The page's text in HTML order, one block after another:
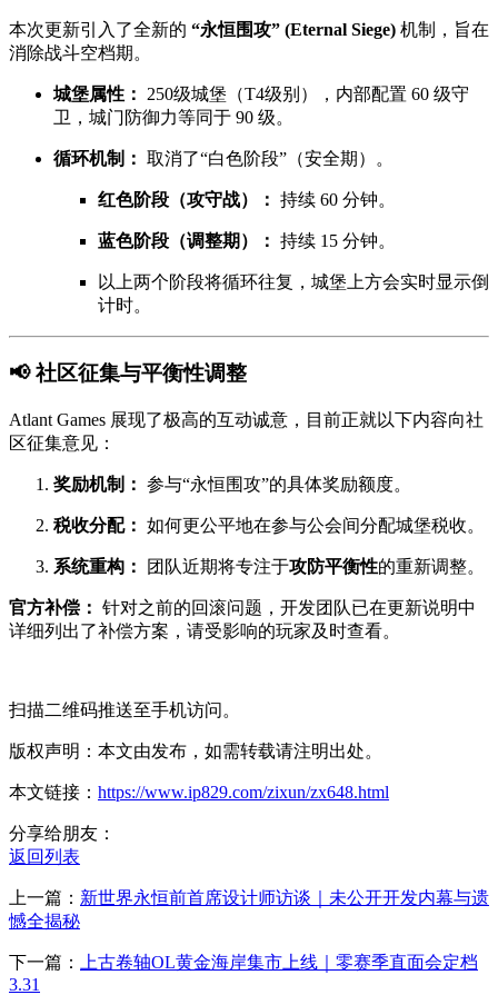
本次更新引入了全新的 “永恒围攻” (Eternal Siege) 机制，旨在
消除战斗空档期。
城堡属性：
250级城堡（T4级别），内部配置 60 级守
卫，城门防御力等同于 90 级。
循环机制： 取消了“白色阶段”（安全期）。
红色阶段（攻守战）： 持续 60 分钟。
蓝色阶段（调整期）： 持续 15 分钟。
以上两个阶段将循环往复，城堡上方会实时显示倒
计时。
📢 社区征集与平衡性调整
Atlant Games 展现了极高的互动诚意，目前正就以下内容向社
区征集意见：
奖励机制： 参与“永恒围攻”的具体奖励额度。
税收分配： 如何更公平地在参与公会间分配城堡税收。
系统重构： 团队近期将专注于攻防平衡性的重新调整。
官方补偿： 针对之前的回滚问题，开发团队已在更新说明中
详细列出了补偿方案，请受影响的玩家及时查看。
扫描二维码推送至手机访问。
版权声明：本文由发布，如需转载请注明出处。
本文链接： https://www.ip829.com/zixun/zx648.html
分享给朋友：
返回列表
上一篇： 新世界永恒前首席设计师访谈｜未公开开发内幕与遗
憾全揭秘
下一篇：
上古卷轴OL黄金海岸集市上线｜零赛季直面会定档
3.31